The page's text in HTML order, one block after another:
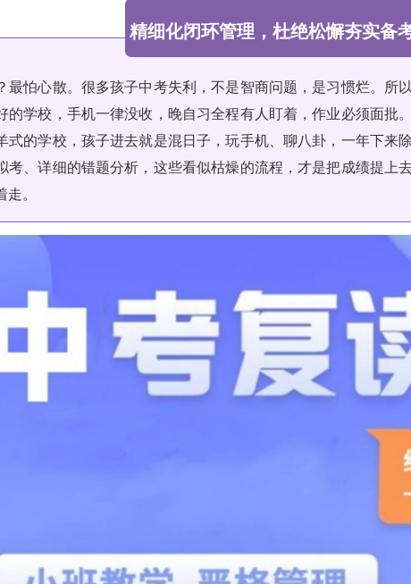
精细化闭环管理，杜绝松懈夯实备
最怕心散。很多孩子中考失利，不是智商问题，是习惯烂。所
的学校，手机一律没收，晚自习全程有人盯着，作业必须面批
式的学校，孩子进去就是混日子，玩手机、聊八卦，一年下来
考、详细的错题分析，这些看似枯燥的流程，才是把成绩提上
。